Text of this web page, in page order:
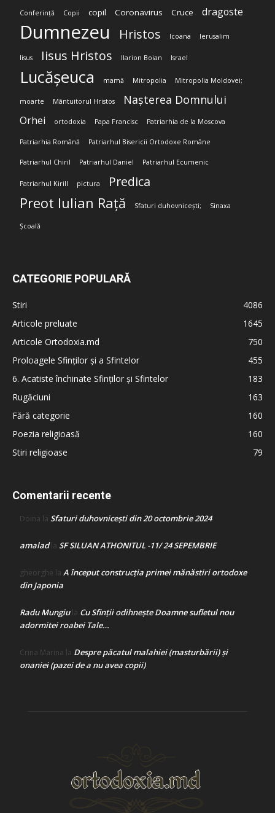
Conferință Copii copil Coronavirus Cruce dragoste
Dumnezeu Hristos Icoana Ierusalim
Iisus Iisus Hristos Ilarion Boian Israel
Lucășeuca mamă Mitropolia Mitropolia Moldovei;
moarte Mântuitorul Hristos Nașterea Domnului
Orhei ortodoxia Papa Francisc Patriarhia de la Moscova
Patriarhia Română Patriarhul Bisericii Ortodoxe Române
Patriarhul Chiril Patriarhul Daniel Patriarhul Ecumenic
Patriarhul Kirill pictura Predica
Preot Iulian Rață Sfaturi duhovnicești; Sinaxa
Școală
CATEGORIE POPULARĂ
Stiri
4086
Articole preluate
1645
Articole Ortodoxia.md
750
Proloagele Sfinților și a Sfintelor
455
6. Acatiste închinate Sfinților și Sfintelor
183
Rugăciuni
163
Fără categorie
160
Poezia religioasă
160
Stiri religioase
79
Comentarii recente
Doina la Sfaturi duhovnicești din 20 octombrie 2024
amaladla SF SILUAN ATHONITUL -11/ 24 SEPEMBRIE
gheorghe la A început construcţia primei mănăstiri ortodoxe
din Japonia
Radu Mungiula Cu Sfinții odihnește Doamne sufletul nou
adormitei roabei Tale…
Crina Marina la Despre păcatul malahiei (masturbării) şi
onaniei (pazei de a nu avea copii)